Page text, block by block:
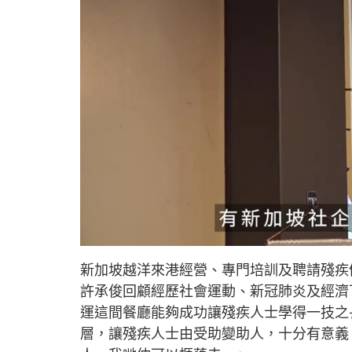
n
t
e
o
e
d
:
1
2
.
4
%
新加坡越洋來港經營、專門培訓及聘請殘
許承俊回顧經歷社會運動、新冠肺炎及經
運這間餐廳能夠成功讓殘疾人士學得一技
層，讓殘疾人士由受助變助人，十分有意